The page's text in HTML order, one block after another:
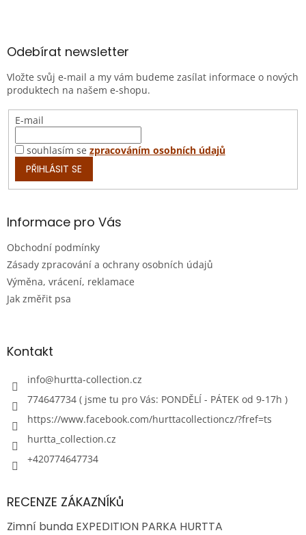
aOdebírat newsletter
Vložte svůj e-mail a my vám budeme zasílat informace o nových
produktech na našem e-shopu.
E-mail
souhlasím se zpracováním osobních údajů
PŘIHLÁSIT SE
Informace pro Vás
Obchodní podmínky
Zásady zpracování a ochrany osobních údajů
Výměna, vrácení, reklamace
Jak změřit psa
Kontakt
info@hurtta-collection.cz
774647734 ( jsme tu pro Vás: PONDĚLÍ - PÁTEK od 9-17h )
https://www.facebook.com/hurttacollectioncz/?fref=ts
hurtta_collection.cz
+420774647734
RECENZE ZÁKAZNÍKů
Zimní bunda EXPEDITION PARKA HURTTA